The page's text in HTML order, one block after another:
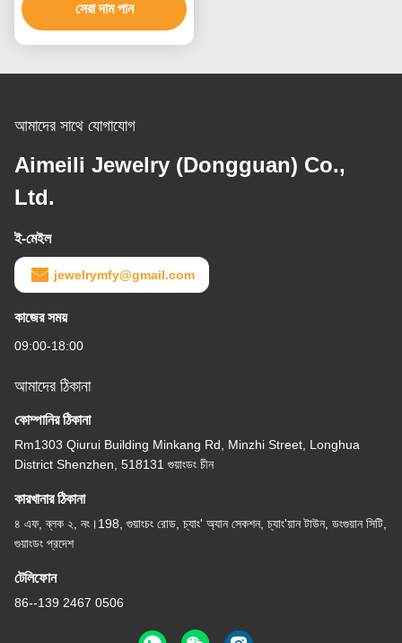
সেরা দাম পান
আমাদের সাথে যোগাযোগ
Aimeili Jewelry (Dongguan) Co.,
Ltd.
ই-মেইল
jewelrymfy@gmail.com
কাজের সময়
09:00-18:00
আমাদের ঠিকানা
কোম্পানির ঠিকানা
Rm1303 Qiurui Building Minkang Rd, Minzhi Street, Longhua
District Shenzhen, 518131 গুয়াংডং চীন
কারখানার ঠিকানা
৪ এফ, ব্লক ২, নং।198, গুয়াংচং রোড, চ্যাং' অ্যান সেকশন, চ্যাং'য়ান টাউন, ডংগুয়ান সিটি,
গুয়াংডং প্রদেশ
টেলিফোন
86--139 2467 0506